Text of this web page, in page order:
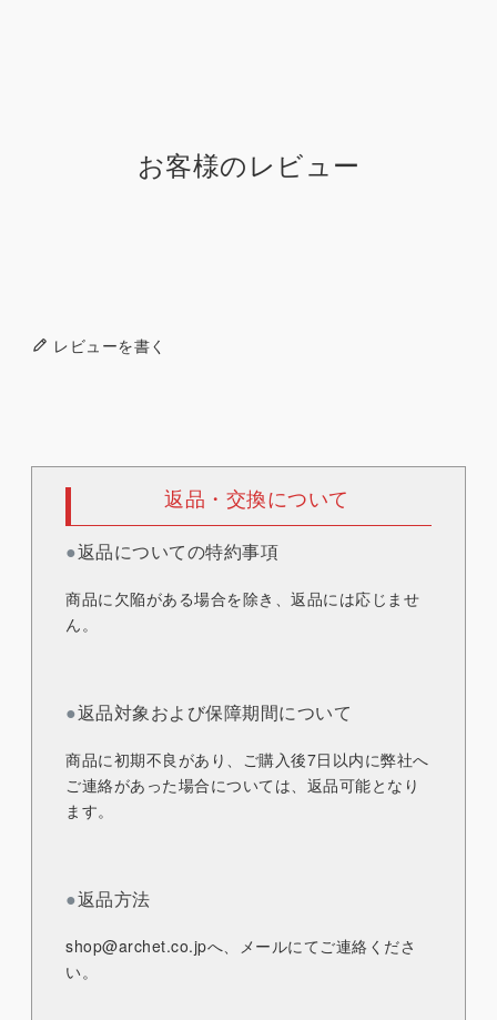
お客様のレビュー
レビューを書く
返品・交換について
●返品についての特約事項
商品に欠陥がある場合を除き、返品には応じませ
ん。
●返品対象および保障期間について
商品に初期不良があり、ご購入後7日以内に弊社へ
ご連絡があった場合については、返品可能となり
ます。
●返品方法
shop@archet.co.jpへ、メールにてご連絡くださ
い。